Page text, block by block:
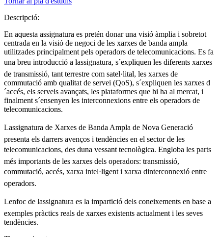
Descripció:
En aquesta assignatura es pretén donar una visió àmplia i sobretot
centrada en la visió de negoci de les xarxes de banda ampla
utilitzades principalment pels operadors de telecomunicacions. Es fa
una breu introducció a lassignatura, s´expliquen les diferents xarxes
de transmissió, tant terrestre com satel·lital, les xarxes de
commutació amb qualitat de servei (QoS), s´expliquen les xarxes d
´accés, els serveis avançats, les plataformes que hi ha al mercat, i
finalment s´ensenyen les interconnexions entre els operadors de
telecomunicacions.
Lassignatura de Xarxes de Banda Ampla de Nova Generació
presenta els darrers avenços i tendències en el sector de les
telecomunicacions, des duna vessant tecnològica. Engloba les parts
més importants de les xarxes dels operadors: transmissió,
commutació, accés, xarxa intel·ligent i xarxa dinterconnexió entre
operadors.
Lenfoc de lassignatura es la impartició dels coneixements en base a
exemples pràctics reals de xarxes existents actualment i les seves
tendències.